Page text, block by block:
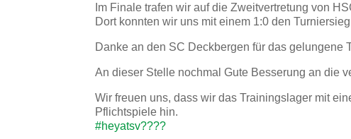
Im Finale trafen wir auf die Zweitvertretung von
Dort konnten wir uns mit einem 1:0 den
Danke an den SC Deckbergen für das gelungene
An dieser Stelle nochmal Gute Besserung an die
Wir freuen uns, dass wir das Trainingslager mit
Pflichtspiele hin.
#heyatsv????